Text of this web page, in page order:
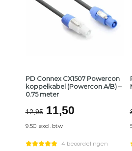
PD Connex CX1507 Powercon
koppelkabel (Powercon A/B) –
0.75 meter
12,95
prijs
was:
€12,95.
11,50Huidige
€11,50.
9.50 excl. btw
4 beoordelingen